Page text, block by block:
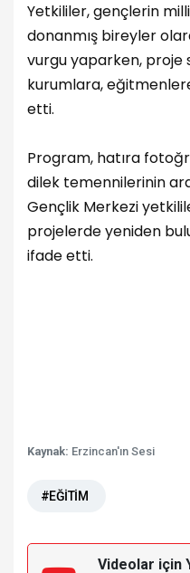
Yetkililer, gençlerin
donanmış bireyler
vurgu yaparken, proje
kurumlara,
etti.
Program, hatıra
dilek temennilerinin
Gençlik Merkezi
projelerde yeniden
ifade etti.
Kaynak: Erzincan'ın Sesi
#EĞİTİM
Videolar için